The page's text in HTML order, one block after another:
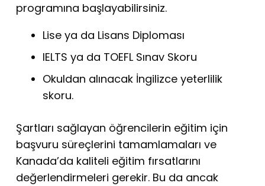
programına başlayabilirsiniz.
Lise ya da Lisans Diploması
IELTS ya da TOEFL Sınav Skoru
Okuldan alınacak İngilizce yeterlilik
skoru.
Şartları sağlayan öğrencilerin eğitim için
başvuru süreçlerini tamamlamaları ve
Kanada’da kaliteli eğitim fırsatlarını
değerlendirmeleri gerekir. Bu da ancak